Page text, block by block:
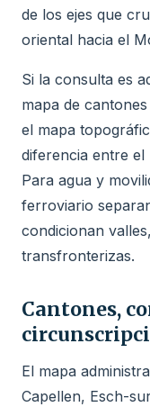
de los ejes que
oriental hacia el
Si la consulta es
mapa de
el mapa
diferencia entre
Para agua y
ferroviario
condicionan
transfronterizas.
Cantones,
El mapa
Capellen, Esch-